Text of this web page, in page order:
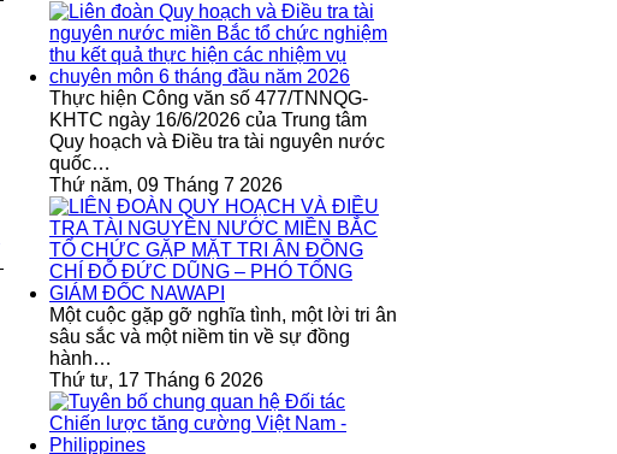
Thực hiện Công văn số 477/TNNQG-
KHTC ngày 16/6/2026 của Trung tâm
Quy hoạch và Điều tra tài nguyên nước
quốc…
Thứ năm, 09 Tháng 7 2026
Một cuộc gặp gỡ nghĩa tình, một lời tri ân
sâu sắc và một niềm tin về sự đồng
hành…
Thứ tư, 17 Tháng 6 2026